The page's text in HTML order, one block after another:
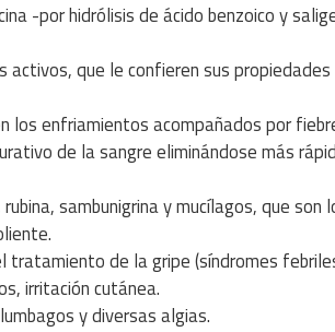
-por hidrólisis de ácido benzoico y
activos, que le confieren sus propiedades
los enfriamientos acompañados por
de la sangre eliminándose más
sambunigrina y mucílagos, que son
tratamiento de la gripe (síndromes
irritación cutánea.
y diversas algias.